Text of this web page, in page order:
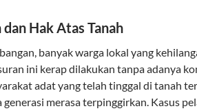
Hak Atas Tanah
banyak warga lokal yang
ini kerap dilakukan tanpa adanya
adat yang telah tinggal di tanah
generasi merasa terpinggirkan. Kasus